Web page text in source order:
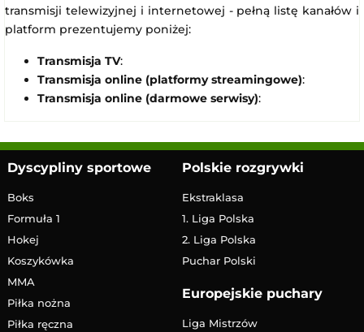
transmisji telewizyjnej i internetowej - pełną listę kanałów i
platform prezentujemy poniżej:
Transmisja TV:
Transmisja online (platformy streamingowe):
Transmisja online (darmowe serwisy):
Dyscypliny sportowe
Boks
Formuła 1
Hokej
Koszykówka
MMA
Piłka nożna
Piłka ręczna
Polskie rozgrywki
Ekstraklasa
1. Liga Polska
2. Liga Polska
Puchar Polski
Europejskie puchary
Liga Mistrzów